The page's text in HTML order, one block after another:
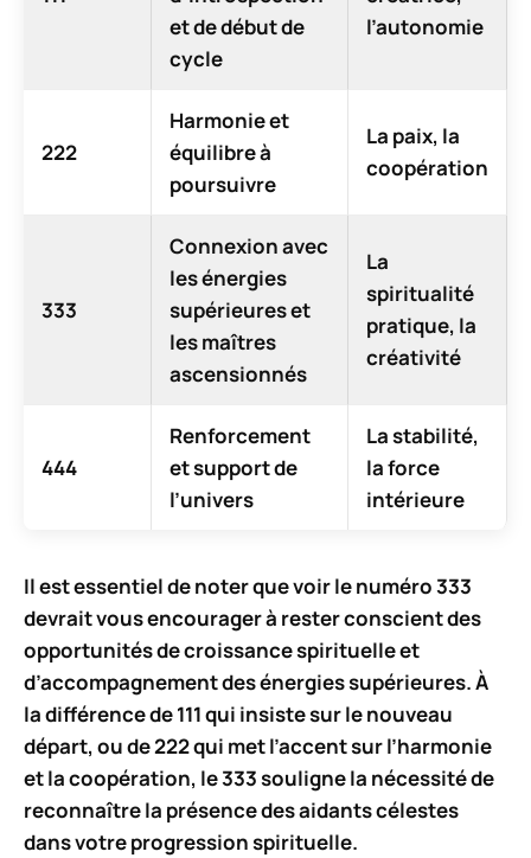
et de début de
cycle
l’autonomie
222
Harmonie et
équilibre à
poursuivre
La paix, la
coopération
333
Connexion avec
les énergies
supérieures et
les maîtres
ascensionnés
La
spiritualité
pratique, la
créativité
444
Renforcement
et support de
l’univers
La stabilité,
la force
intérieure
Il est essentiel de noter que voir le numéro333
devrait vous encourager à rester conscient des
opportunités de croissance spirituelle et
d’accompagnement des énergies supérieures. À
la différence de 111 qui insiste sur le nouveau
départ, ou de 222 qui met l’accent sur l’harmonie
et la coopération, le 333 souligne la nécessité de
reconnaître la présence des aidants célestes
dans votre progression spirituelle.